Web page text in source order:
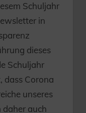
Schuljahr
in
dieses
Schuljahr
dass Corona
unseres
daher auch